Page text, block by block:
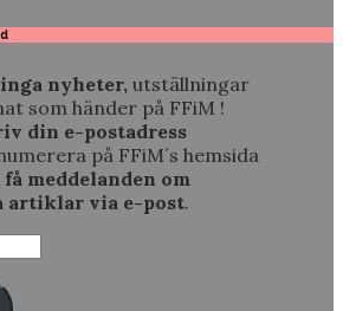
nyheter,utställningar
som händer på FFiM !
din e-postadress
på FFiM´s hemsida
få meddelanden om
artiklar via e-post.